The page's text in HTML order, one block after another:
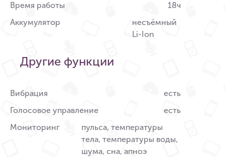
Время работы
18ч
Аккумулятор
несъёмный
Li-Ion
Другие функции
Вибрация
есть
Голосовое управление
есть
Мониторинг
пульса, температуры
тела, температуры воды,
шума, сна, апноэ